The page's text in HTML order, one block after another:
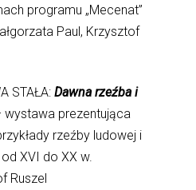
programu „Mecenat”
Paul, Krzysztof
STAŁA:Dawna rzeźba i
prezentująca
rzeźby ludowej i
XVI do XX w.
Ruszel